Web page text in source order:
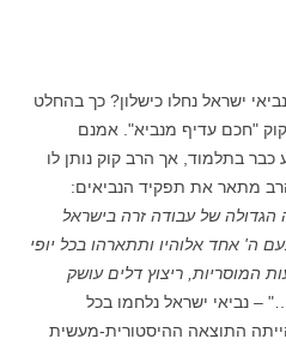
ישראל נחלו כישלון? כך בהחלט
"חכם עדיף מנביא". אמנם
כבר בתלמוד, אך הרב קוק נותן לו
מתאר את תפקיד הנביאים:
של עבודה זרה בישראל
ה' אחד אלוהיו ותתארהו בכל יופי
המוסריות, ריצוץ דלים עושק
…" – נביאי ישראל נלחמו בכל
התוצאה ההיסטורית-מעשית